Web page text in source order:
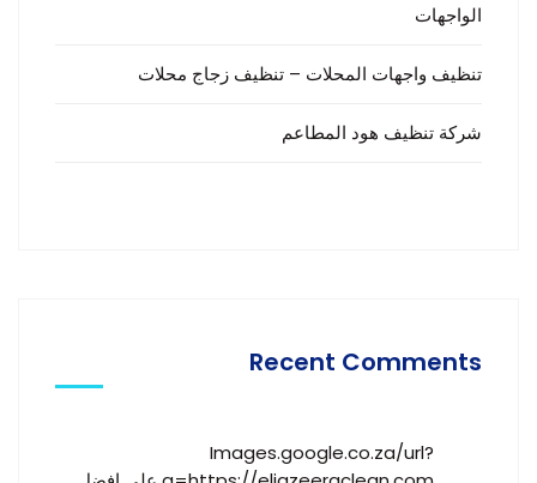
الواجهات
تنظيف واجهات المحلات – تنظيف زجاج محلات
شركة تنظيف هود المطاعم
Recent Comments
Images.google.co.za/url?